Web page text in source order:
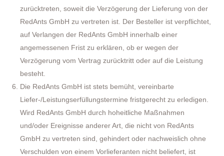
zurücktreten, soweit die Verzögerung der Lieferung von der
RedAnts GmbH zu vertreten ist. Der Besteller ist verpflichtet,
auf Verlangen der RedAnts GmbH innerhalb einer
angemessenen Frist zu erklären, ob er wegen der
Verzögerung vom Vertrag zurücktritt oder auf die Leistung
besteht.
Die RedAnts GmbH ist stets bemüht, vereinbarte
Liefer-/Leistungserfüllungstermine fristgerecht zu erledigen.
Wird RedAnts GmbH durch hoheitliche Maßnahmen
und/oder Ereignisse anderer Art, die nicht von RedAnts
GmbH zu vertreten sind, gehindert oder nachweislich ohne
Verschulden von einem Vorlieferanten nicht beliefert, ist